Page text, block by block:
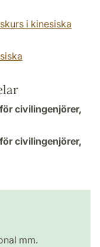
i kinesiska
civilingenjörer,
civilingenjörer,
mm.